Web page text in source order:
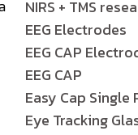
NIRS + TMS
EEG Electrodes
EEG CAP
EEG CAP
Easy Cap Single
Eye Tracking